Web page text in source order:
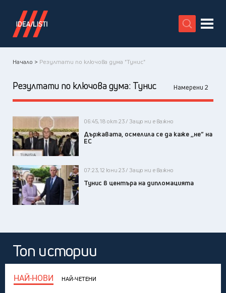
X
Начало > Резултати по ключова дума "Тунис"
Резултати по ключова дума: Тунис Намерени 2
06:45, 18 окт 23 / Защо ни е важно
Държавата, осмелила се да каже ,,не“ на
ЕС
07:23, 12 юни 23 / Защо ни е важно
Тунис в центъра на дипломацията
Топ истории
НАЙ-НОВИ НАЙ-ЧЕТЕНИ